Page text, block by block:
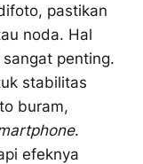
pastikan
noda. Hal
penting.
stabilitas
buram,
.
efeknya